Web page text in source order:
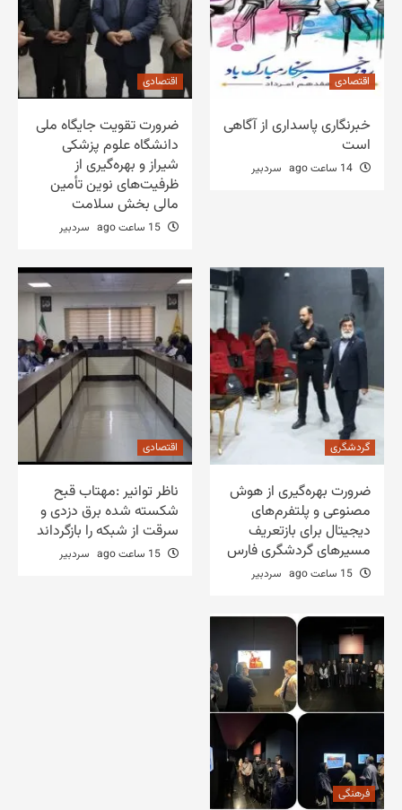
اقتصادی
خبرنگاری پاسداری از آگاهی
است
سردبیر
اقتصادی
ضرورت تقویت جایگاه ملی
دانشگاه علوم پزشکی
شیراز و بهره‌گیری از
ظرفیت‌های نوین تأمین
مالی بخش سلامت
سردبیر
گردشگری
ضرورت بهره‌گیری از هوش
مصنوعی و پلتفرم‌های
دیجیتال برای بازتعریف
مسیرهای گردشگری فارس
سردبیر
اقتصادی
ناظر توانیر :مهتاب قبح
شکسته شده برق دزدی و
سرقت از شبکه را بازگرداند
سردبیر
فرهنگی